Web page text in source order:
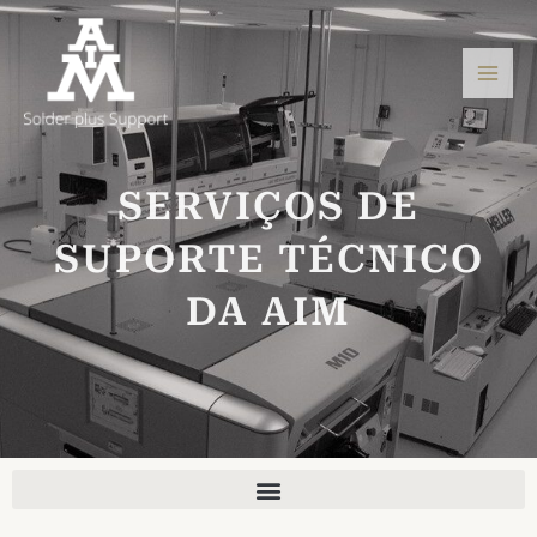
Ir
conteúdo
SERVIÇOS DE
SUPORTE TÉCNICO
DA AIM